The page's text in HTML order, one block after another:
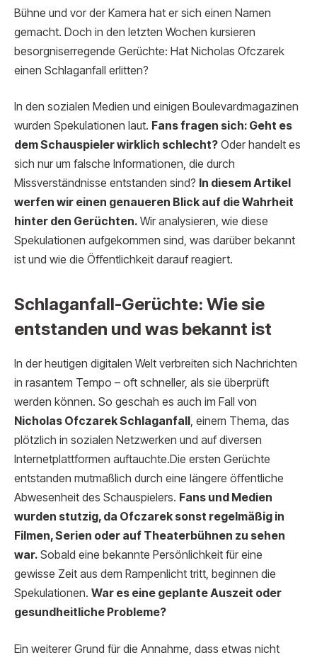
Bühne und vor der Kamera hat er sich einen Namen
gemacht. Doch in den letzten Wochen kursieren
besorgniserregende Gerüchte: Hat Nicholas Ofczarek
einen Schlaganfall erlitten?
In den sozialen Medien und einigen Boulevardmagazinen
wurden Spekulationen laut. Fans fragen sich: Geht es
dem Schauspieler wirklich schlecht? Oder handelt es
sich nur um falsche Informationen, die durch
Missverständnisse entstanden sind? In diesem Artikel
werfen wir einen genaueren Blick auf die Wahrheit
hinter den Gerüchten. Wir analysieren, wie diese
Spekulationen aufgekommen sind, was darüber bekannt
ist und wie die Öffentlichkeit darauf reagiert.
Schlaganfall-Gerüchte: Wie sie
entstanden und was bekannt ist
In der heutigen digitalen Welt verbreiten sich Nachrichten
in rasantem Tempo – oft schneller, als sie überprüft
werden können. So geschah es auch im Fall von
Nicholas Ofczarek Schlaganfall , einem Thema, das
plötzlich in sozialen Netzwerken und auf diversen
Internetplattformen auftauchte.Die ersten Gerüchte
entstanden mutmaßlich durch eine längere öffentliche
Abwesenheit des Schauspielers. Fans und Medien
wurden stutzig, da Ofczarek sonst regelmäßig in
Filmen, Serien oder auf Theaterbühnen zu sehen
war. Sobald eine bekannte Persönlichkeit für eine
gewisse Zeit aus dem Rampenlicht tritt, beginnen die
Spekulationen. War es eine geplante Auszeit oder
gesundheitliche Probleme?
Ein weiterer Grund für die Annahme, dass etwas nicht